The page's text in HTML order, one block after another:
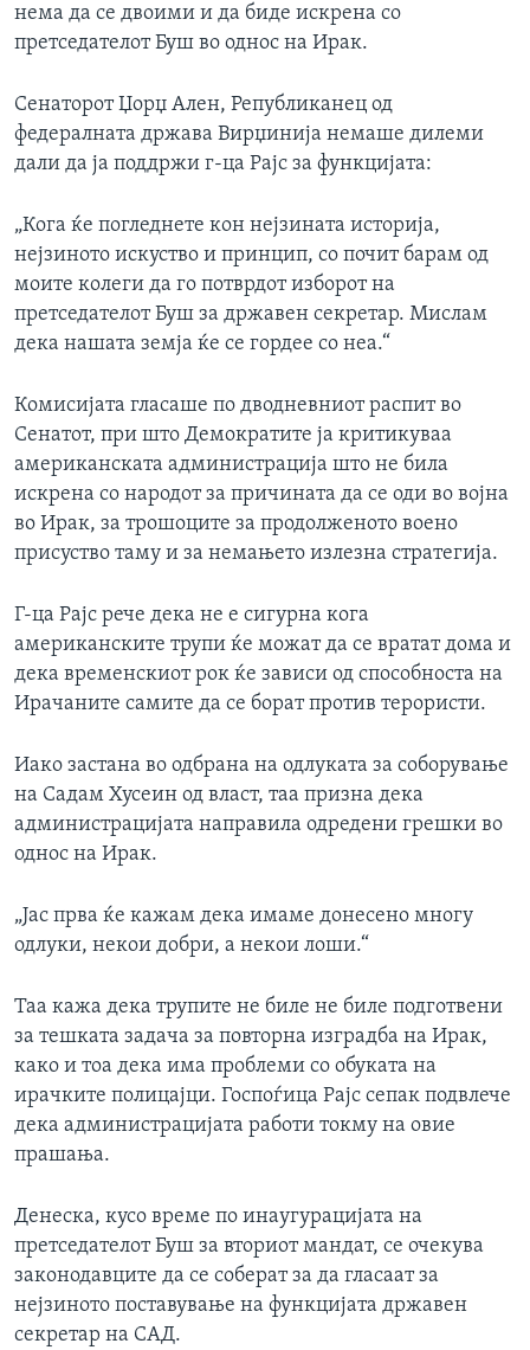
нема да се двоими и да биде искрена со
претседателот Буш во однос на Ирак.
Сенаторот Џорџ Ален, Републиканец од
федералната држава Вирџинија немаше дилеми
дали да ја поддржи г-ца Рајс за функцијата:
„Кога ќе погледнете кон нејзината историја,
нејзиното искуство и принцип, со почит барам од
моите колеги да го потврдот изборот на
претседателот Буш за државен секретар. Мислам
дека нашата земја ќе се гордее со неа.“
Комисијата гласаше по дводневниот распит во
Сенатот, при што Демократите ја критикуваа
американската администрација што не била
искрена со народот за причината да се оди во војна
во Ирак, за трошоците за продолженото воено
присуство таму и за немањето излезна стратегија.
Г-ца Рајс рече дека не е сигурна кога
американските трупи ќе можат да се вратат дома и
дека временскиот рок ќе зависи од способноста на
Ирачаните самите да се борат против терористи.
Иако застана во одбрана на одлуката за соборување
на Садам Хусеин од власт, таа призна дека
администрацијата направила одредени грешки во
однос на Ирак.
„Јас прва ќе кажам дека имаме донесено многу
одлуки, некои добри, а некои лоши.“
Таа кажа дека трупите не биле не биле подготвени
за тешката задача за повторна изградба на Ирак,
како и тоа дека има проблеми со обуката на
ирачките полицајци. Госпоѓица Рајс сепак подвлече
дека администрацијата работи токму на овие
прашања.
Денеска, кусо време по инаугурацијата на
претседателот Буш за вториот мандат, се очекува
законодавците да се соберат за да гласаат за
нејзиното поставување на функцијата државен
секретар на САД.